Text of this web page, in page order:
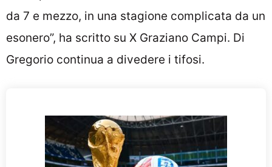
da 7 e mezzo, in una stagione complicata da un
esonero”, ha scritto su X Graziano Campi. Di
Gregorio continua a divedere i tifosi.